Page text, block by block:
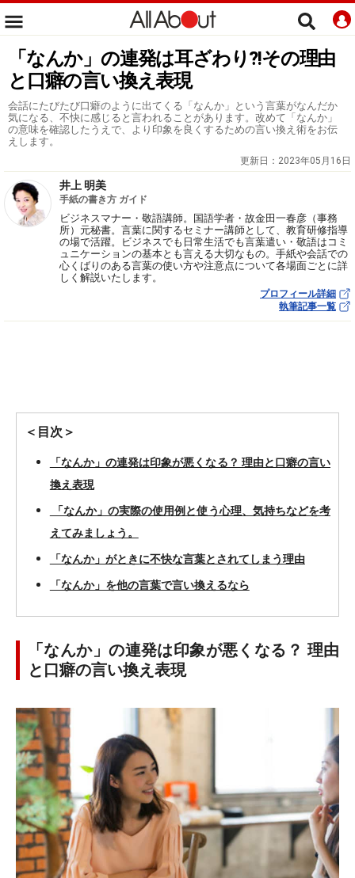
「なんか」の連発は耳ざわり?!その理由
と口癖の言い換え表現
会話にたびたび口癖のように出てくる「なんか」という言葉がなんだか
気になる、不快に感じると言われることがあります。改めて「なんか」
の意味を確認したうえで、より印象を良くするための言い換え術をお伝
えします。
更新日： 2023年05月16日
井上 明美
手紙の書き方 ガイド
ビジネスマナー・敬語講師。国語学者・故金田一春彦（事務
所）元秘書。言葉に関するセミナー講師として、教育研修指導
の場で活躍。ビジネスでも日常生活でも言葉遣い・敬語はコミ
ュニケーションの基本とも言える大切なもの。手紙や会話での
心くばりのある言葉の使い方や注意点について各場面ごとに詳
しく解説いたします。
プロフィール詳細
執筆記事一覧
＜目次＞
「なんか」の連発は印象が悪くなる？ 理由と口癖の言い
換え表現
「なんか」の実際の使用例と使う心理、気持ちなどを考
えてみましょう。
「なんか」がときに不快な言葉とされてしまう理由
「なんか」を他の言葉で言い換えるなら
「なんか」の連発は印象が悪くなる？ 理由
と口癖の言い換え表現